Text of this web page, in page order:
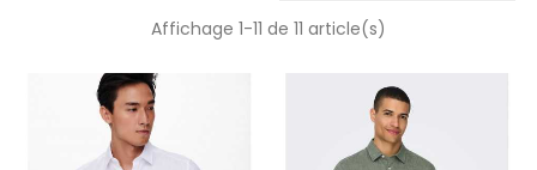
Affichage 1-11 de 11 article(s)